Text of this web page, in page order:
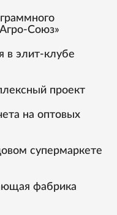
Союз»
в элит-клубе
проект
на оптовых
супермаркете
фабрика